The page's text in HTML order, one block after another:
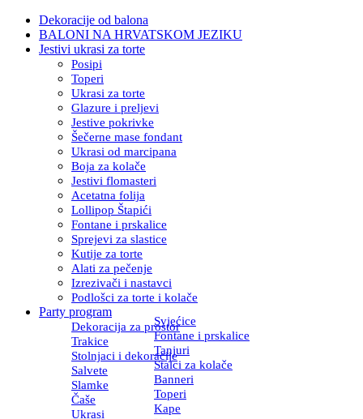
Dekoracije od balona
BALONI NA HRVATSKOM JEZIKU
Jestivi ukrasi za torte
Posipi
Toperi
Ukrasi za torte
Glazure i preljevi
Jestive pokrivke
Šečerne mase fondant
Ukrasi od marcipana
Boja za kolače
Jestivi flomasteri
Acetatna folija
Lollipop Štapići
Fontane i prskalice
Sprejevi za slastice
Kutije za torte
Alati za pečenje
Izrezivači i nastavci
Podlošci za torte i kolače
Party program
Dekoracija za prostor
Svjećice
Trakice
Fontane i prskalice
Stolnjaci i dekoracije
Tanjuri
Salvete
Stalci za kolače
Slamke
Banneri
Čaše
Toperi
Ukrasi
Kape